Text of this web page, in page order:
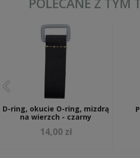
D-ring, okucie O-ring, mizdrą
na wierzch - czarny
14,00 zł